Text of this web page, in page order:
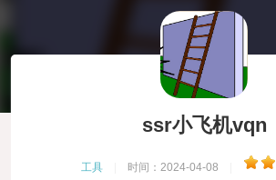
ssr小飞机vqn
工具 时间：2024-04-08